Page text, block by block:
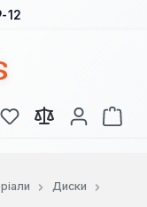
12
У вас є 0 у списку
Диски